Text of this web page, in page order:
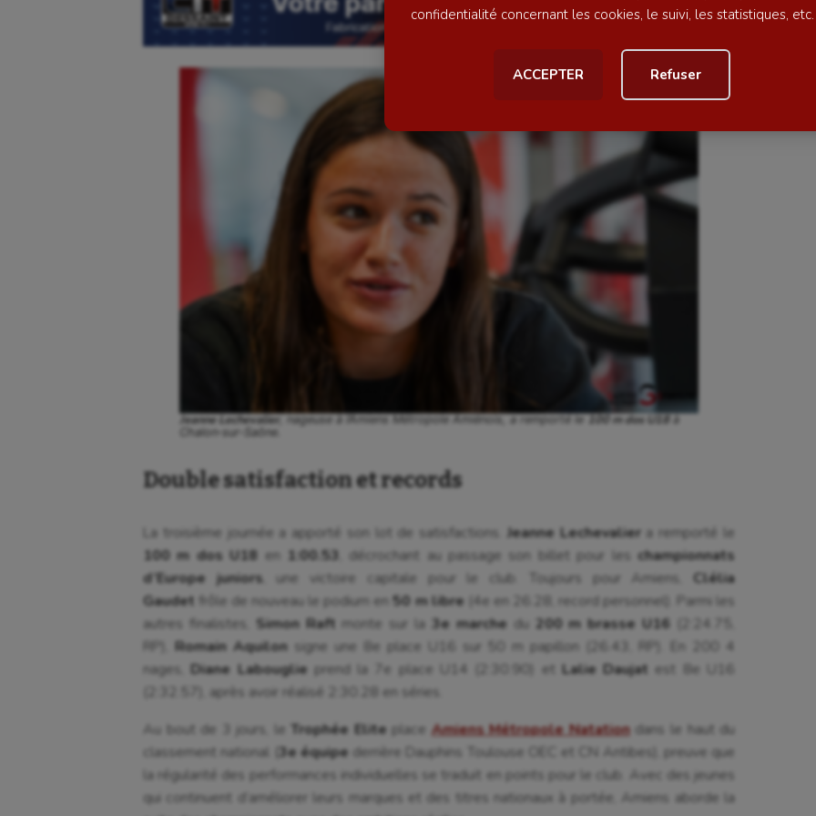
confidentialité concernant les cookies, le suivi, les statistiques, etc.
ACCEPTER Refuser
Ballon au poing
Baseball
Flag football
Football américain
Futsal
Gymnastique
Gymnastique rythmique
Haltérophilie
Handisport
Hippisme
Jeux Olympiques et Paralympiques
Natation artistique
Outdoor
Parkour
Patinage artistique
Pétanque
Plongée
Roller-derby
Jeanne Lechevalier, nageuse à l’Amiens Métropole Amiénois, a remporté le100 m dos U18
Chalon‑sur‑Saône.
Double satisfaction et records
La troisième journée a apporté son lot de satisfactions. Jeanne Lechevalier a remporté le
100 m dos U18 en 1:00.53 , décrochant au passage son billet pour leschampionnats
d’Europe juniors , une victoire capitale pour le club. Toujours pour Amiens,Clélia
Gaudet frôle de nouveau le podium en50 m libre (4e en 26.28, record personnel). Parmi les
autres finalistes,
Simon Raft monte sur la 3e marche du 200 m brasse U16 (2:24.75,
RP), Romain Aquilonsigne une 8e place U16 sur 50 m papillon (26.43, RP). En 200 4
nages,Diane Labouglie prend la 7e place U14 (2:30.90) et Lalie Daujat est 8e U16
(2:32.57), après avoir réalisé 2:30.28 en séries.
Au bout de 3 jours, le Trophée Elite place Amiens Métropole Natationdans le haut du
classement national (
3e équipe derrière Dauphins Toulouse OEC et CN Antibes), preuve que
la régularité des performances individuelles se traduit en points pour le club. Avec des jeunes
qui continuent d’améliorer leurs marques et des titres nationaux à portée, Amiens aborde la